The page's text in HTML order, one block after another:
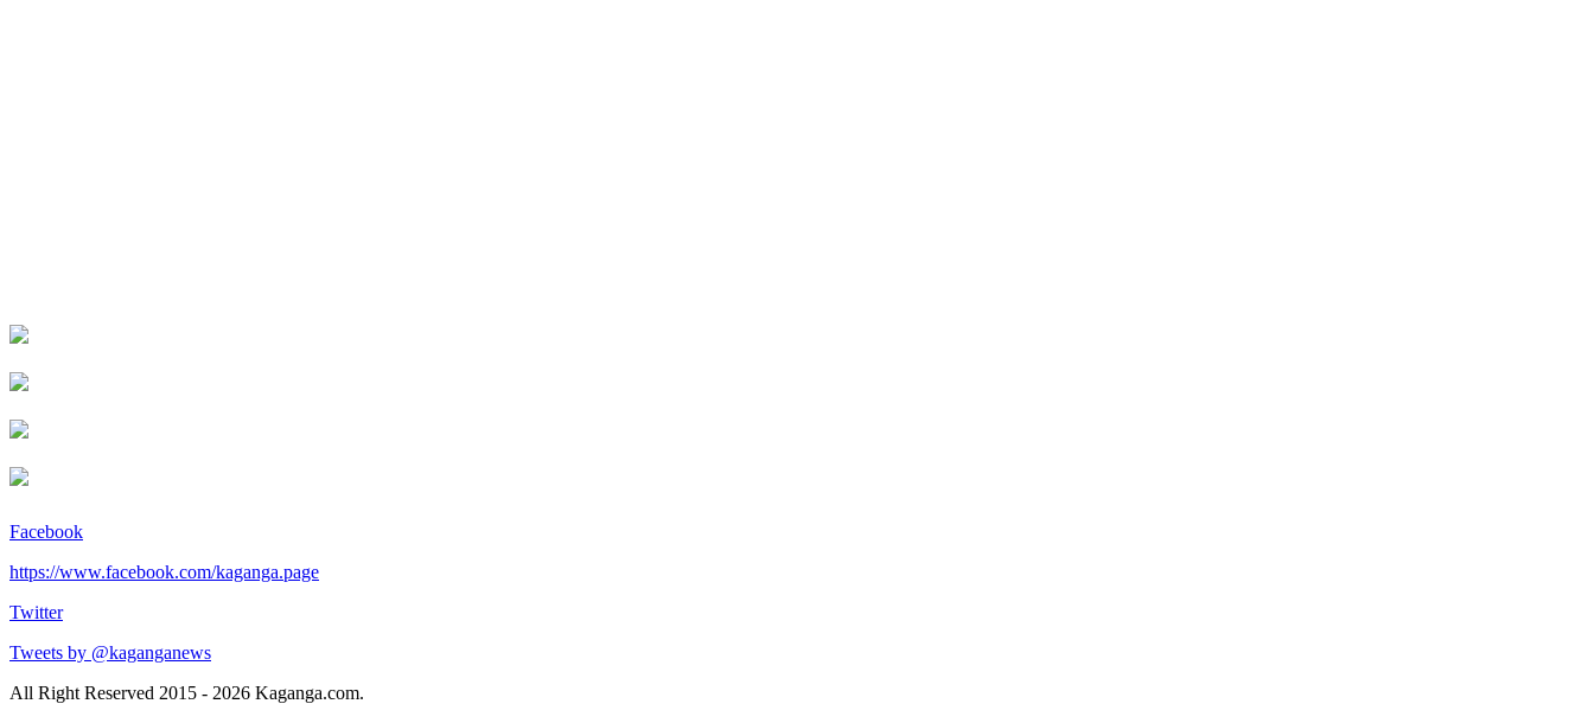
Facebook
https://www.facebook.com/kaganga.page
Twitter
Tweets by @kaganganews
All Right Reserved 2015 - 2026 Kaganga.com.